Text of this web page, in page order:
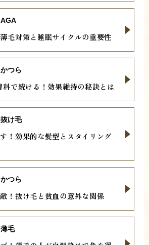
毛対策と睡眠サイクルの重要性
AGA
で続ける！効果維持の秘訣とは
かつら
！効果的な髪型とスタイリング
抜け毛
！抜け毛と貧血の意外な関係
かつら
薄毛